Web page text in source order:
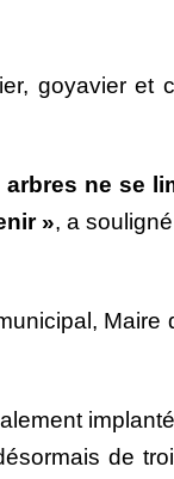
goyavier et
ne se
», a
de